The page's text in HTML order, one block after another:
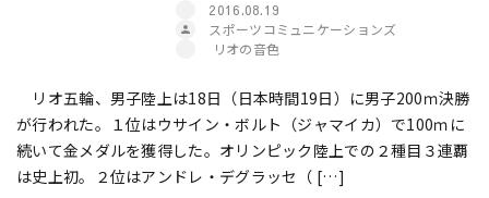
2016.08.19
スポーツコミュニケーションズ
リオの音色
リオ五輪、男子陸上は18日（日本時間19日）に男子200ｍ決勝
が行われた。１位はウサイン・ボルト（ジャマイカ）で100ｍに
続いて金メダルを獲得した。オリンピック陸上での２種目３連覇
は史上初。２位はアンドレ・デグラッセ（ […]